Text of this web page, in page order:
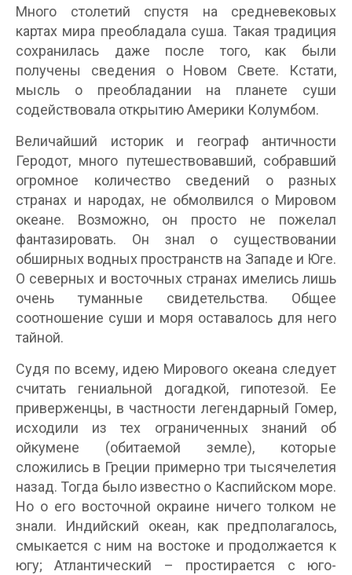
Много столетий спустя на средневековых
картах мира преобладала суша. Такая традиция
сохранилась даже после того, как были
получены сведения о Новом Свете. Кстати,
мысль о преобладании на планете суши
содействовала открытию Америки Колумбом.
Величайший историк и географ античности
Геродот, много путешествовавший, собравший
огромное количество сведений о разных
странах и народах, не обмолвился о Мировом
океане. Возможно, он просто не пожелал
фантазировать. Он знал о существовании
обширных водных пространств на Западе и Юге.
О северных и восточных странах имелись лишь
очень туманные свидетельства. Общее
соотношение суши и моря оставалось для него
тайной.
Судя по всему, идею Мирового океана следует
считать гениальной догадкой, гипотезой. Ее
приверженцы, в частности легендарный Гомер,
исходили из тех ограниченных знаний об
ойкумене (обитаемой земле), которые
сложились в Греции примерно три тысячелетия
назад. Тогда было известно о Каспийском море.
Но о его восточной окраине ничего толком не
знали. Индийский океан, как предполагалось,
смыкается с ним на востоке и продолжается к
югу; Атлантический – простирается с юго-